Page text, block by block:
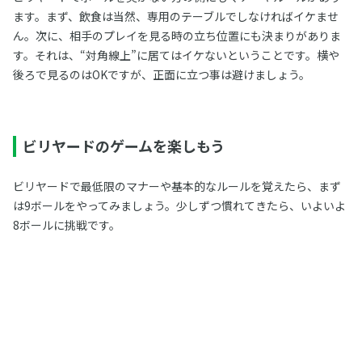
ます。まず、飲食は当然、専用のテーブルでしなければイケませ
ん。次に、相手のプレイを見る時の立ち位置にも決まりがありま
す。それは、“対角線上”に居てはイケないということです。横や
後ろで見るのはOKですが、正面に立つ事は避けましょう。
ビリヤードのゲームを楽しもう
ビリヤードで最低限のマナーや基本的なルールを覚えたら、まず
は9ボールをやってみましょう。少しずつ慣れてきたら、いよいよ
8ボールに挑戦です。